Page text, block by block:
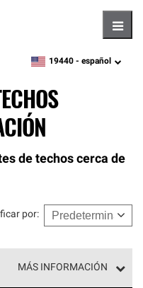
zipcode,language
19440 - español
de techos cerca de
por:
MÁS INFORMACIÓN